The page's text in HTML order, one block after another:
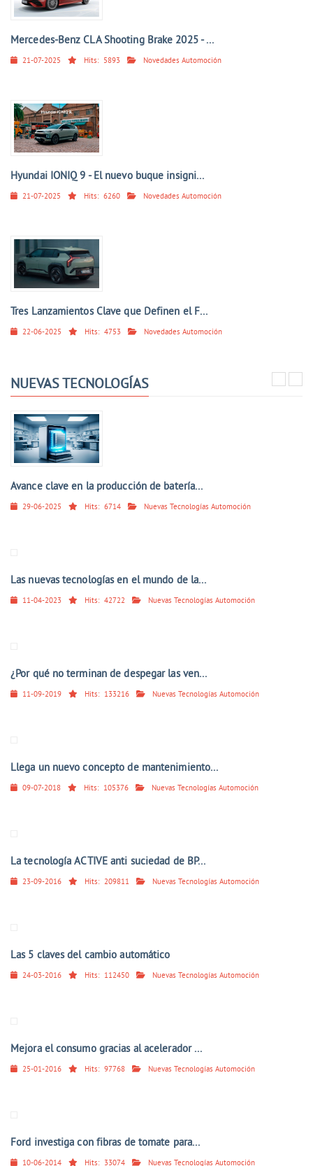
Mercedes-Benz CLA Shooting Brake 2025 - ...
21-07-2025 Hits: 5893 Novedades Automoción
Hyundai IONIQ 9 - El nuevo buque insigni...
21-07-2025 Hits: 6260 Novedades Automoción
Tres Lanzamientos Clave que Definen el F...
22-06-2025 Hits: 4753 Novedades Automoción
NUEVAS TECNOLOGÍAS
Avance clave en la producción de batería...
29-06-2025 Hits: 6714 Nuevas Tecnologías Automoción
Las nuevas tecnologías en el mundo de la...
11-04-2023 Hits: 42722 Nuevas Tecnologías Automoción
¿Por qué no terminan de despegar las ven...
11-09-2019 Hits: 133216 Nuevas Tecnologías Automoción
Llega un nuevo concepto de mantenimiento...
09-07-2018 Hits: 105376 Nuevas Tecnologías Automoción
La tecnología ACTIVE anti suciedad de BP...
23-09-2016 Hits: 209811 Nuevas Tecnologías Automoción
Las 5 claves del cambio automático
24-03-2016 Hits: 112450 Nuevas Tecnologías Automoción
Mejora el consumo gracias al acelerador ...
25-01-2016 Hits: 97768 Nuevas Tecnologías Automoción
Ford investiga con fibras de tomate para...
10-06-2014 Hits: 33074 Nuevas Tecnologías Automoción